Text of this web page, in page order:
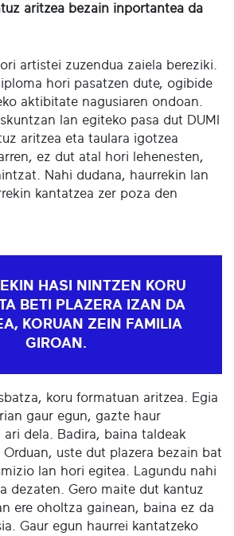
aritzea bezain inportantea da
artistei zuzendua zaiela bereziki.
hori pasatzen dute, ogibide
aktibitate nagusiaren ondoan.
lan egiteko pasa dut DUMI
aritzea eta taulara igotzea
ez dut atal hori lehenesten,
Nahi dudana, haurrekin lan
kantatzea zer poza den
HASI NINTZEN KORU
BETI PLAZERA IZAN DA
KORUAN ZEIN FAMILIA
GIROAN.
koru formatuan aritzea. Egia
gaur egun, gazte haur
ari dela. Badira, baina taldeak
uste dut plazera bezain bat
lan hori egitea. Lagundu nahi
dezaten. Gero maite dut kantuz
ere oholtza gainean, baina ez da
Gaur egun haurrei kantatzeko